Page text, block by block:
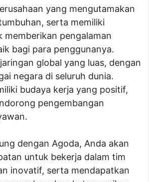
yang mengutamakan
serta memiliki
memberikan pengalaman
bagi para penggunanya.
global yang luas, dengan
negara di seluruh dunia.
budaya kerja yang positif,
pengembangan
dengan Agoda, Anda akan
untuk bekerja dalam tim
inovatif, serta mendapatkan